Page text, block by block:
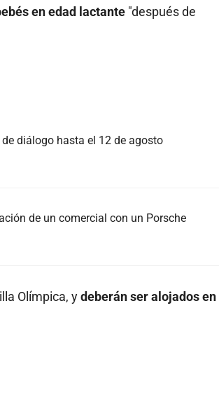
en edad lactante "después de
diálogo hasta el 12 de agosto
de un comercial con un Porsche
Olímpica, ydeberán ser alojados en